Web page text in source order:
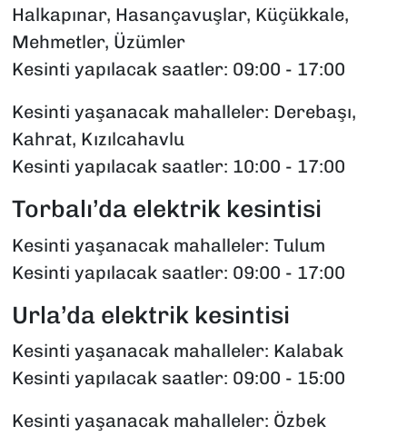
Halkapınar, Hasançavuşlar, Küçükkale,
Mehmetler, Üzümler
Kesinti yapılacak saatler: 09:00 - 17:00
Kesinti yaşanacak mahalleler: Derebaşı,
Kahrat, Kızılcahavlu
Kesinti yapılacak saatler: 10:00 - 17:00
Torbalı’da elektrik kesintisi
Kesinti yaşanacak mahalleler: Tulum
Kesinti yapılacak saatler: 09:00 - 17:00
Urla’da elektrik kesintisi
Kesinti yaşanacak mahalleler: Kalabak
Kesinti yapılacak saatler: 09:00 - 15:00
Kesinti yaşanacak mahalleler: Özbek